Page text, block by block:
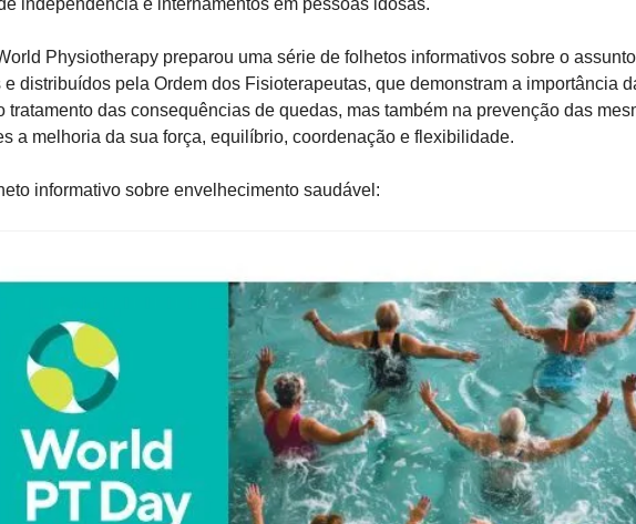
Physiotherapy preparou uma série de folhetos informativos sobre o
e distribuídos pela Ordem dos Fisioterapeutas, que demonstram a importância
tratamento das consequências de quedas, mas também na prevenção das
a melhoria da sua força, equilíbrio, coordenação e flexibilidade.
informativo sobre envelhecimento saudável: